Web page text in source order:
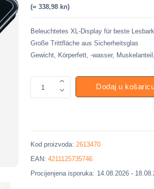
(= 338,98 kn)
Beleuchtetes XL-Display für beste
Große Trittfläche aus Sicherheitsglas
Gewicht, Körperfett, -wasser,
1 Dodaj u
Kod proizvoda: 2613470
EAN: 4211125735746
Procijenjena isporuka: 14.08.2026 -